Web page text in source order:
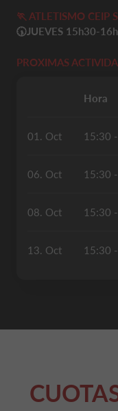
🏃 ATLETISMO CEIP
🕠JUEVES 15h30-
PROXIMAS
Hora
01. Oct 15:30
06. Oct 15:30
08. Oct 15:30
13. Oct 15:30